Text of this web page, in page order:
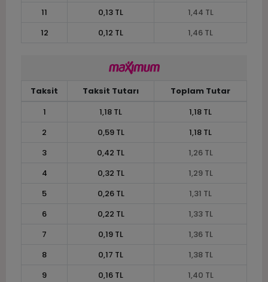
11 0,13 TL
1,44 TL
12
0,12 TL 1,46 TL
Taksit Taksit Tutarı
Toplam Tutar
1
1,18 TL
1,18 TL
2
0,59 TL
1,18 TL
3
0,42 TL
1,26 TL
4
0,32 TL
1,29 TL
5
0,26 TL
1,31 TL
6
0,22 TL
1,33 TL
7
0,19 TL
1,36 TL
8
0,17 TL
1,38 TL
9
0,16 TL
1,40 TL